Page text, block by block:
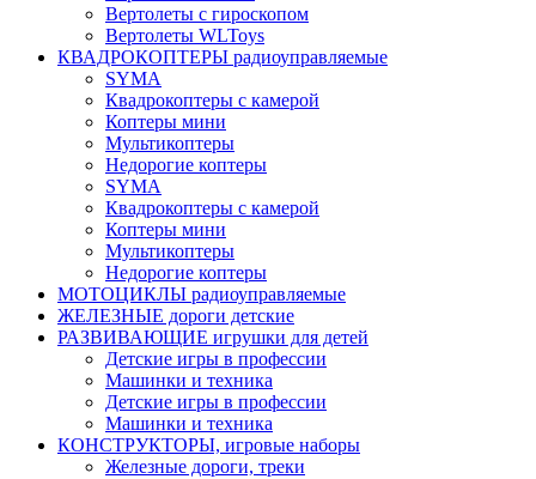
Вертолеты с гироскопом
Вертолеты WLToys
КВАДРОКОПТЕРЫ радиоуправляемые
SYMA
Квадрокоптеры с камерой
Коптеры мини
Мультикоптеры
Недорогие коптеры
SYMA
Квадрокоптеры с камерой
Коптеры мини
Мультикоптеры
Недорогие коптеры
МОТОЦИКЛЫ радиоуправляемые
ЖЕЛЕЗНЫЕ дороги детские
РАЗВИВАЮЩИЕ игрушки для детей
Детские игры в профессии
Машинки и техника
Детские игры в профессии
Машинки и техника
КОНСТРУКТОРЫ, игровые наборы
Железные дороги, треки